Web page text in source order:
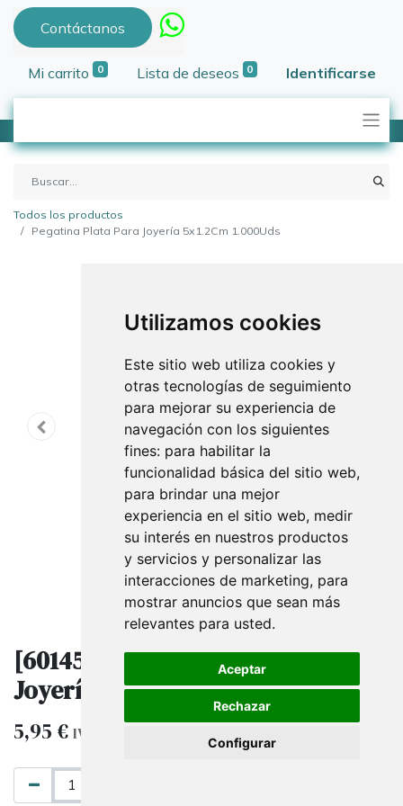
Utilizamos cookies
Este sitio web utiliza cookies y
otras tecnologías de seguimiento
para mejorar su experiencia de
navegación con los siguientes
fines: para habilitar la
funcionalidad básica del sitio web,
para brindar una mejor
experiencia en el sitio web, medir
su interés en nuestros productos
y servicios y personalizar las
interacciones de marketing, para
mostrar anuncios que sean más
relevantes para usted.
Aceptar
Rechazar
Configurar
Contáctanos
Mi carrito 0 Lista de deseos 0 Identificarse
Todos los productos
Pegatina Plata Para Joyería 5x1.2Cm 1.000Uds
[6014577] Pegatina Plata Para
Joyería 5x1.2Cm 1.000Uds
5,95€ IVA excluido